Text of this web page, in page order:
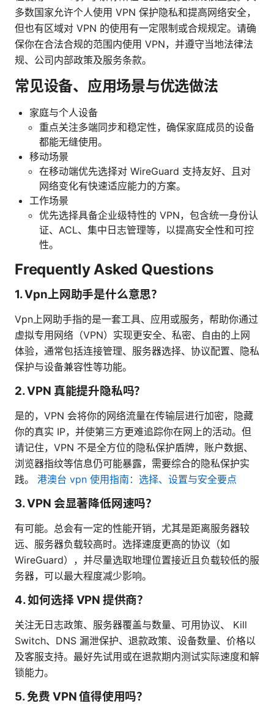
多数国家允许个人使用 VPN 保护隐私和提高网络安全，
但也有区域对 VPN 的使用有一定限制或合规规定。请确
保你在合法合规的范围内使用 VPN，并遵守当地法律法
规、公司内部政策及服务条款。
常见设备、应用场景与优选做法
家庭与个人设备
重点关注多端同步和稳定性，确保家庭成员的设备
都能无缝使用。
移动场景
在移动端优先选择对 WireGuard 支持友好、且对
网络变化有快速适应能力的方案。
工作场景
优先选择具备企业级特性的 VPN，包含统一身份认
证、ACL、集中日志管理等，以提高安全性和可控
性。
Frequently Asked Questions
1. Vpn上网助手是什么意思？
Vpn上网助手指的是一套工具、应用或服务，帮助你通过
虚拟专用网络（VPN）实现更安全、私密、自由的上网
体验，通常包括连接管理、服务器选择、协议配置、隐私
保护与设备兼容性等功能。
2. VPN 真能提升隐私吗？
是的，VPN 会将你的网络流量在传输层进行加密，隐藏
你的真实 IP，并使第三方更难追踪你在网上的活动。但
请记住，VPN 不是全方位的隐私保护盾牌，账户数据、
浏览器指纹等信息仍可能暴露，需要综合的隐私保护实
践。 港澳台 vpn 使用指南：选择、设置与安全要点
3. VPN 会显著降低网速吗？
有可能。总会有一定的性能开销，尤其是距离服务器较
远、服务器负载较高时。选择速度更高的协议（如
WireGuard），并尽量选取地理位置接近且负载较低的服
务器，可以最大程度减少影响。
4. 如何选择 VPN 提供商？
关注无日志政策、服务器覆盖与数量、可用协议、 Kill
Switch、DNS 漏泄保护、退款政策、设备数量、价格以
及客服支持。最好先试用或在退款期内测试实际速度和解
锁能力。
5. 免费 VPN 值得使用吗？